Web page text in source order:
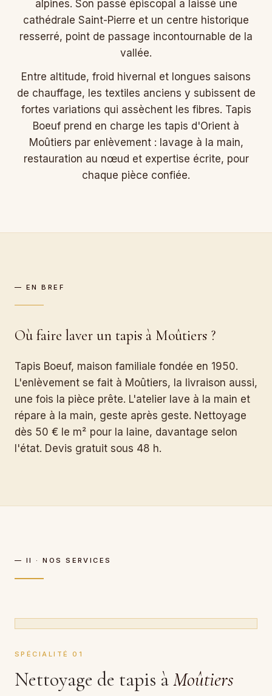
alpines. Son passé épiscopal a laissé une
cathédrale Saint-Pierre et un centre historique
resserré, point de passage incontournable de la
vallée.
Entre altitude, froid hivernal et longues saisons
de chauffage, les textiles anciens y subissent de
fortes variations qui assèchent les fibres. Tapis
Boeuf prend en charge les tapis d'Orient à
Moûtiers par enlèvement : lavage à la main,
restauration au nœud et expertise écrite, pour
chaque pièce confiée.
— EN BREF
Où faire laver un tapis à Moûtiers ?
Tapis Boeuf, maison familiale fondée en 1950.
L'enlèvement se fait à Moûtiers, la livraison aussi,
une fois la pièce prête. L'atelier lave à la main et
répare à la main, geste après geste. Nettoyage
dès 50 € le m² pour la laine, davantage selon
l'état. Devis gratuit sous 48 h.
— II · NOS SERVICES
SPÉCIALITÉ 01
Nettoyage de tapis àMoûtiers